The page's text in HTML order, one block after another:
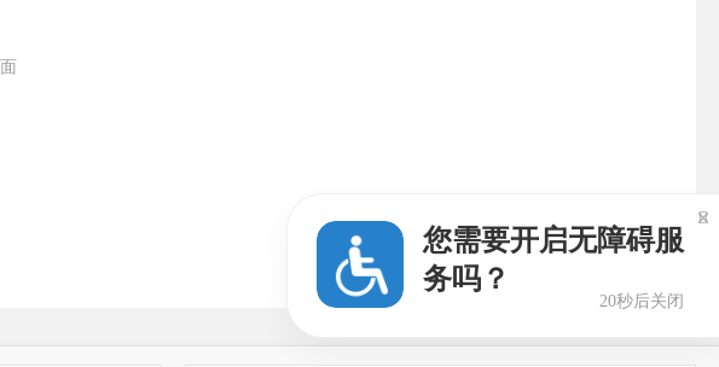
您需要开启无障碍服
务吗？
20秒后关闭
